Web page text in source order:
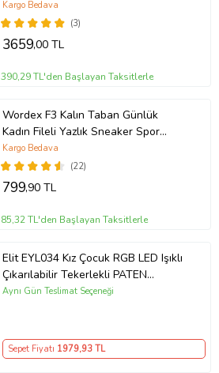
(3)
Kargo Bedava
3659,00 TL
390,29 TL'den Başlayan Taksitlerle
Wordex F3 Kalın Taban Günlük
Kadın Fileli Yazlık Sneaker Spor
Ayakkabı (Beyaz)
(22)
Kargo Bedava
799,90 TL
85,32 TL'den Başlayan Taksitlerle
Elit EYL034 Kız Çocuk RGB LED Işıklı
Çıkarılabilir Tekerlekli PATEN
Ayakkabı Pudra
Aynı Gün Teslimat Seçeneği
Sepet Fiyatı 1979,93 TL